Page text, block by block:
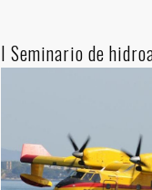
I Seminario de